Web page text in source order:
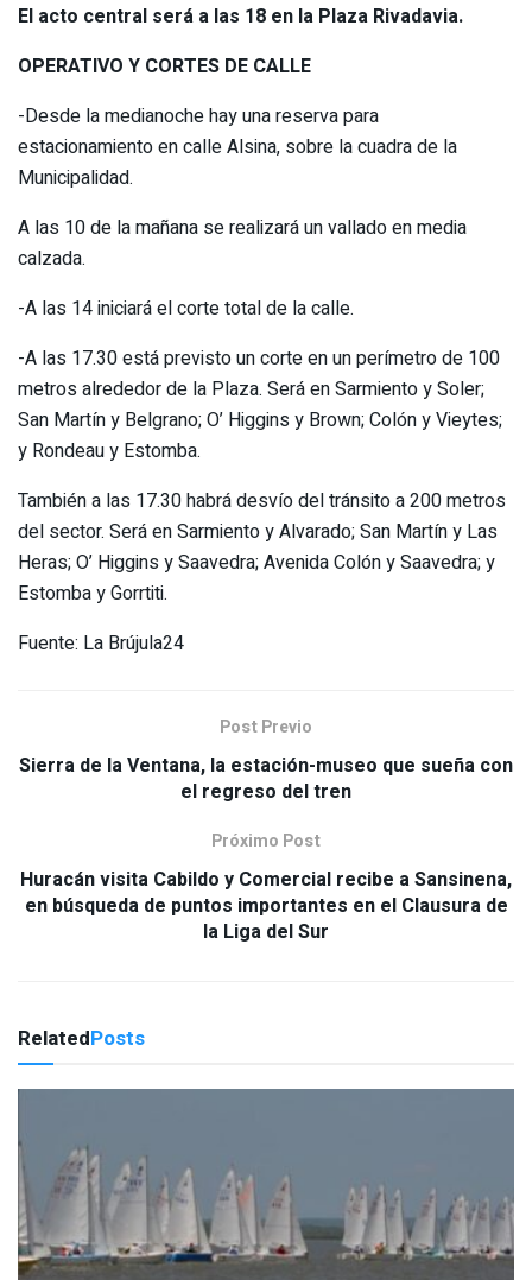
El acto central será a las 18 en la Plaza Rivadavia.
OPERATIVO Y CORTES DE CALLE
-Desde la medianoche hay una reserva para
estacionamiento en calle Alsina, sobre la cuadra de la
Municipalidad.
A las 10 de la mañana se realizará un vallado en media
calzada.
-A las 14 iniciará el corte total de la calle.
-A las 17.30 está previsto un corte en un perímetro de 100
metros alrededor de la Plaza. Será en Sarmiento y Soler;
San Martín y Belgrano; O’ Higgins y Brown; Colón y Vieytes;
y Rondeau y Estomba.
También a las 17.30 habrá desvío del tránsito a 200 metros
del sector. Será en Sarmiento y Alvarado; San Martín y Las
Heras; O’ Higgins y Saavedra; Avenida Colón y Saavedra; y
Estomba y Gorrtiti.
Fuente: La Brújula24
Post Previo
Sierra de la Ventana, la estación-museo que sueña con
el regreso del tren
Próximo Post
Huracán visita Cabildo y Comercial recibe a Sansinena,
en búsqueda de puntos importantes en el Clausura de
la Liga del Sur
RelatedPosts